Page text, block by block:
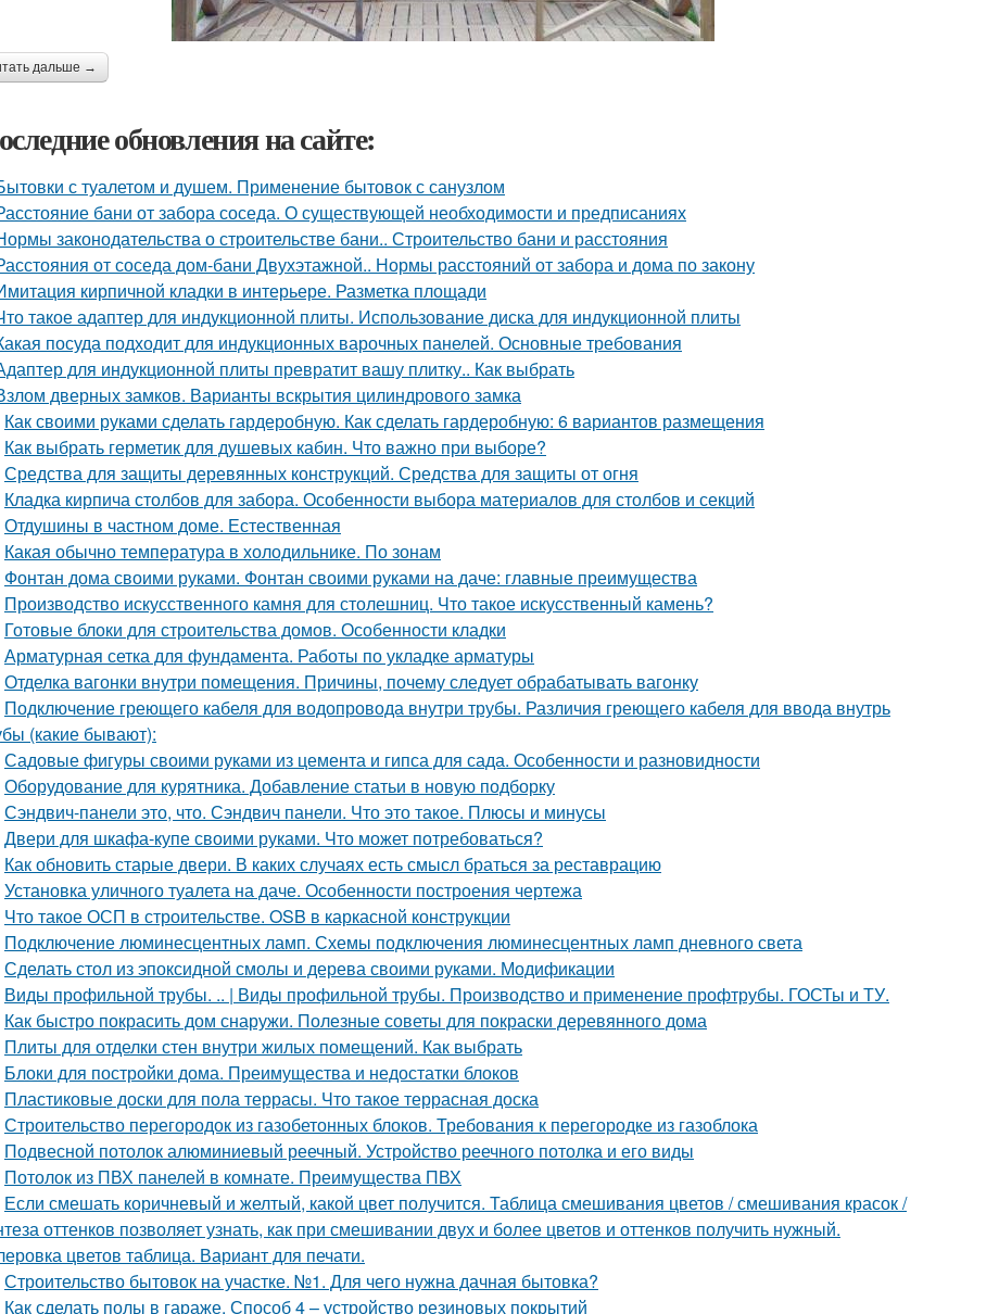
дальше →
обновления на сайте:
с туалетом и душем. Применение бытовок с санузлом
бани от забора соседа. О существующей необходимости и предписаниях
законодательства о строительстве бани.. Строительство бани и расстояния
от соседа дом-бани Двухэтажной.. Нормы расстояний от забора и дома по закону
кирпичной кладки в интерьере. Разметка площади
такое адаптер для индукционной плиты. Использование диска для индукционной плиты
посуда подходит для индукционных варочных панелей. Основные требования
для индукционной плиты превратит вашу плитку.. Как выбрать
дверных замков. Варианты вскрытия цилиндрового замка
Как своими руками сделать гардеробную. Как сделать гардеробную: 6 вариантов размещения
Как выбрать герметик для душевых кабин. Что важно при выборе?
Средства для защиты деревянных конструкций. Средства для защиты от огня
Кладка кирпича столбов для забора. Особенности выбора материалов для столбов и секций
Отдушины в частном доме. Естественная
Какая обычно температура в холодильнике. По зонам
Фонтан дома своими руками. Фонтан своими руками на даче: главные преимущества
Производство искусственного камня для столешниц. Что такое искусственный камень?
Готовые блоки для строительства домов. Особенности кладки
Арматурная сетка для фундамента. Работы по укладке арматуры
Отделка вагонки внутри помещения. Причины, почему следует обрабатывать вагонку
Подключение греющего кабеля для водопровода внутри трубы. Различия греющего кабеля для ввода внутрь
(какие бывают):
Садовые фигуры своими руками из цемента и гипса для сада. Особенности и разновидности
Оборудование для курятника. Добавление статьи в новую подборку
Сэндвич-панели это, что. Сэндвич панели. Что это такое. Плюсы и минусы
Двери для шкафа-купе своими руками. Что может потребоваться?
Как обновить старые двери. В каких случаях есть смысл браться за реставрацию
Установка уличного туалета на даче. Особенности построения чертежа
Что такое ОСП в строительстве. OSB в каркасной конструкции
Подключение люминесцентных ламп. Схемы подключения люминесцентных ламп дневного света
Сделать стол из эпоксидной смолы и дерева своими руками. Модификации
Виды профильной трубы. .. | Виды профильной трубы. Производство и применение профтрубы. ГОСТы и ТУ.
Как быстро покрасить дом снаружи. Полезные советы для покраски деревянного дома
Плиты для отделки стен внутри жилых помещений. Как выбрать
Блоки для постройки дома. Преимущества и недостатки блоков
Пластиковые доски для пола террасы. Что такое террасная доска
Строительство перегородок из газобетонных блоков. Требования к перегородке из газоблока
Подвесной потолок алюминиевый реечный. Устройство реечного потолка и его виды
Потолок из ПВХ панелей в комнате. Преимущества ПВХ
Если смешать коричневый и желтый, какой цвет получится. Таблица смешивания цветов / смешивания красок /
оттенков позволяет узнать, как при смешивании двух и более цветов и оттенков получить нужный.
цветов таблица. Вариант для печати.
Строительство бытовок на участке. №1. Для чего нужна дачная бытовка?
Как сделать полы в гараже. Способ 4 – устройство резиновых покрытий